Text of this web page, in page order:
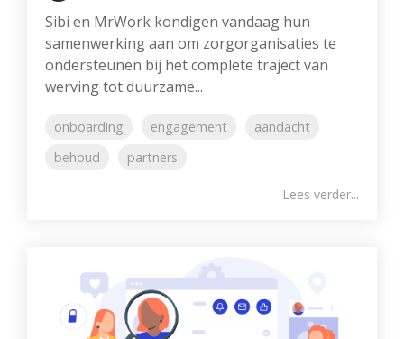
Sibi en MrWork kondigen vandaag hun
samenwerking aan om zorgorganisaties te
ondersteunen bij het complete traject van
werving tot duurzame...
onboarding engagement
aandacht
behoud
partners
Lees verder...